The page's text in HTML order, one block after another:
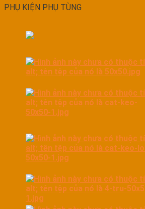
PHỤ KIỆN PHỤ TÙNG